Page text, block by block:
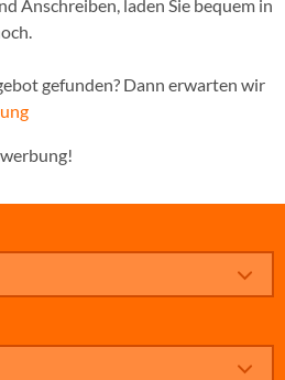
Anschreiben, laden Sie bequem in
gefunden? Dann erwarten wir